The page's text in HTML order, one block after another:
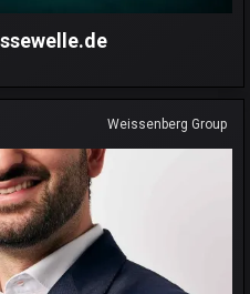
Weissenberg Group